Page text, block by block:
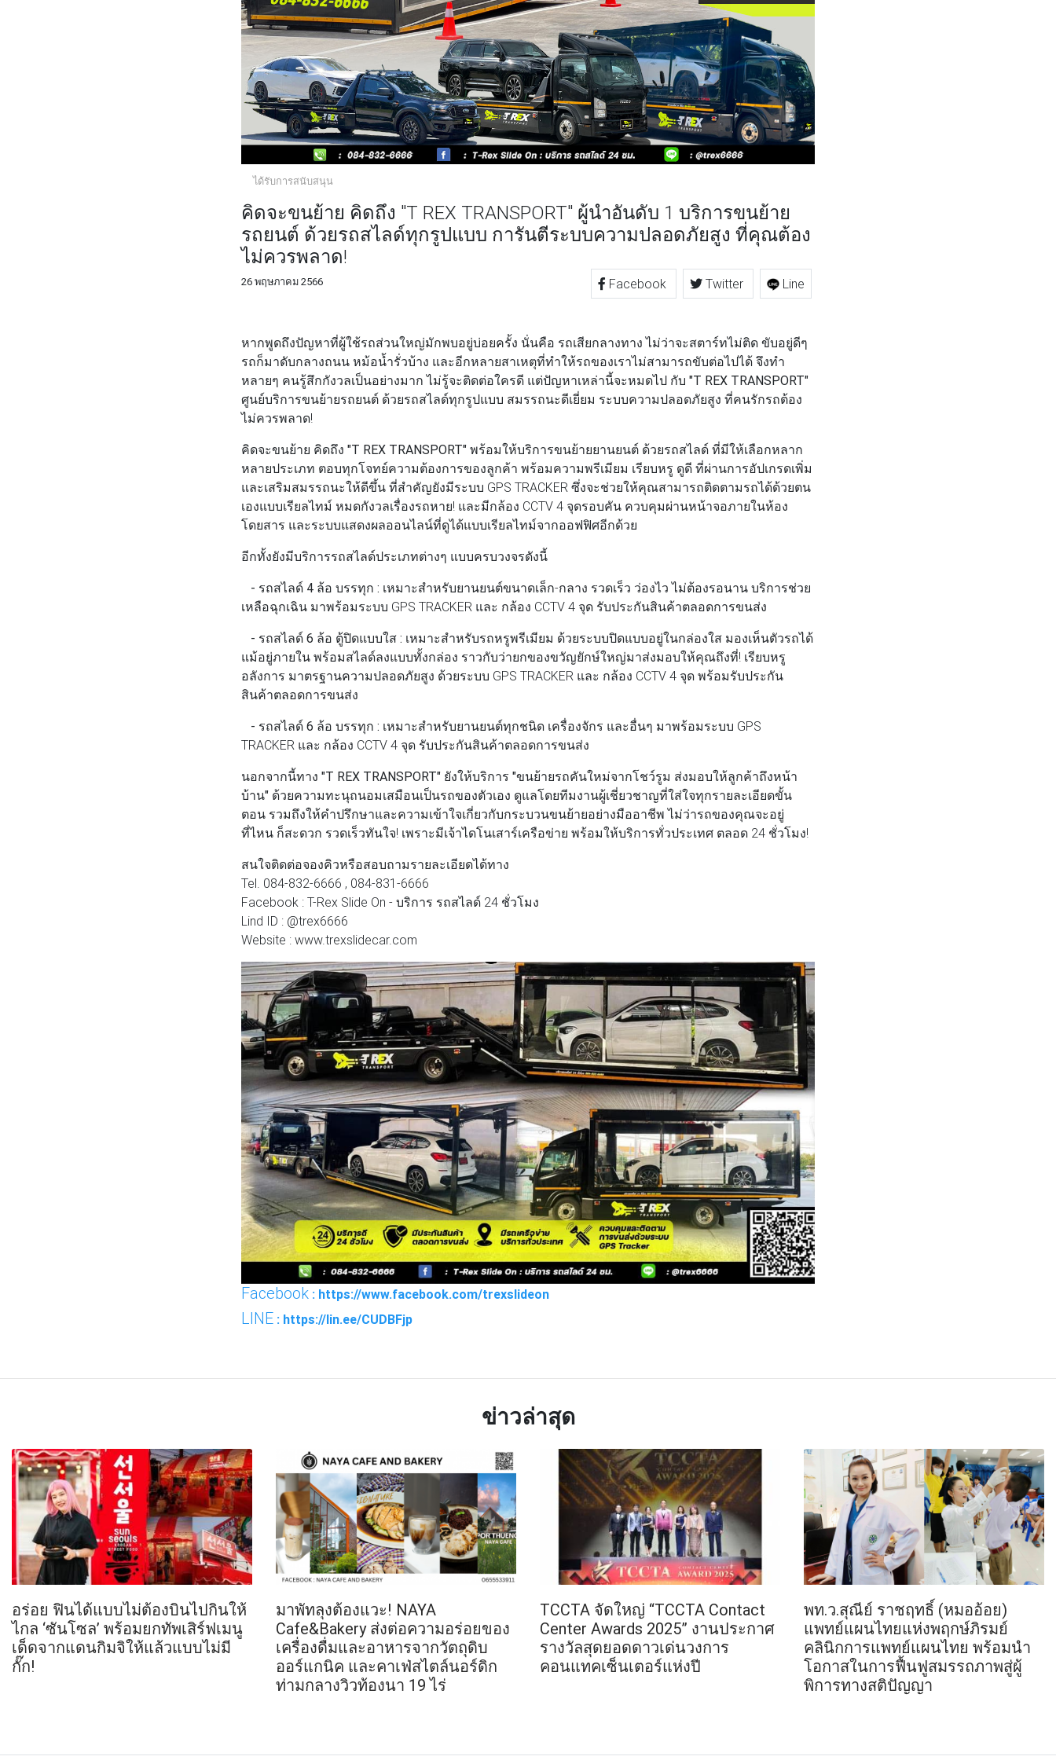
ได้รับการสนับสนุน
คิดจะขนย้าย คิดถึง "T REX TRANSPORT" ผู้นำอันดับ 1 บริการขนย้าย
รถยนต์ ด้วยรถสไลด์ทุกรูปแบบ การันตีระบบความปลอดภัยสูง ที่คุณต้อง
ไม่ควรพลาด!
26 พฤษภาคม 2566 Facebook Twitter
Line
หากพูดถึงปัญหาที่ผู้ใช้รถส่วนใหญ่มักพบอยู่บ่อยครั้ง นั่นคือ รถเสียกลางทาง ไม่ว่าจะสตาร์ทไม่ติด ขับอยู่ดีๆ
รถก็มาดับกลางถนน หม้อน้ำรั่วบ้าง และอีกหลายสาเหตุที่ทำให้รถของเราไม่สามารถขับต่อไปได้ จึงทำ
หลายๆ คนรู้สึกกังวลเป็นอย่างมาก ไม่รู้จะติดต่อใครดี แต่ปัญหาเหล่านี้จะหมดไป กับ "T REX TRANSPORT"
ศูนย์บริการขนย้ายรถยนต์ ด้วยรถสไลด์ทุกรูปแบบ สมรรถนะดีเยี่ยม ระบบความปลอดภัยสูง ที่คนรักรถต้อง
ไม่ควรพลาด!
คิดจะขนย้าย คิดถึง "T REX TRANSPORT" พร้อมให้บริการขนย้ายยานยนต์ ด้วยรถสไลด์ ที่มีให้เลือกหลาก
หลายประเภท ตอบทุกโจทย์ความต้องการของลูกค้า พร้อมความพรีเมียม เรียบหรู ดูดี ที่ผ่านการอัปเกรดเพิ่ม
และเสริมสมรรถนะให้ดีขึ้น ที่สำคัญยังมีระบบ GPS TRACKER ซึ่งจะช่วยให้คุณสามารถติดตามรถได้ด้วยตน
เองแบบเรียลไทม์ หมดกังวลเรื่องรถหาย! และมีกล้อง CCTV 4 จุดรอบคัน ควบคุมผ่านหน้าจอภายในห้อง
โดยสาร และระบบแสดงผลออนไลน์ที่ดูได้แบบเรียลไทม์จากออฟฟิศอีกด้วย
อีกทั้งยังมีบริการรถสไลด์ประเภทต่างๆ แบบครบวงจรดังนี้
- รถสไลด์ 4 ล้อ บรรทุก : เหมาะสำหรับยานยนต์ขนาดเล็ก-กลาง รวดเร็ว ว่องไว ไม่ต้องรอนาน บริการช่วย
เหลือฉุกเฉิน มาพร้อมระบบ GPS TRACKER และ กล้อง CCTV 4 จุด รับประกันสินค้าตลอดการขนส่ง
- รถสไลด์ 6 ล้อ ตู้ปิดแบบใส : เหมาะสำหรับรถหรูพรีเมียม ด้วยระบบปิดแบบอยู่ในกล่องใส มองเห็นตัวรถได้
แม้อยู่ภายใน พร้อมสไลด์ลงแบบทั้งกล่อง ราวกับว่ายกของขวัญยักษ์ใหญ่มาส่งมอบให้คุณถึงที่! เรียบหรู
อลังการ มาตรฐานความปลอดภัยสูง ด้วยระบบ GPS TRACKER และ กล้อง CCTV 4 จุด พร้อมรับประกัน
สินค้าตลอดการขนส่ง
- รถสไลด์ 6 ล้อ บรรทุก : เหมาะสำหรับยานยนต์ทุกชนิด เครื่องจักร และอื่นๆ มาพร้อมระบบ GPS
TRACKER และ กล้อง CCTV 4 จุด รับประกันสินค้าตลอดการขนส่ง
นอกจากนี้ทาง "T REX TRANSPORT" ยังให้บริการ "ขนย้ายรถคันใหม่จากโชว์รูม ส่งมอบให้ลูกค้าถึงหน้า
บ้าน" ด้วยความทะนุถนอมเสมือนเป็นรถของตัวเอง ดูแลโดยทีมงานผู้เชี่ยวชาญที่ใส่ใจทุกรายละเอียดขั้น
ตอน รวมถึงให้คำปรึกษาและความเข้าใจเกี่ยวกับกระบวนขนย้ายอย่างมืออาชีพ ไม่ว่ารถของคุณจะอยู่
ที่ไหน ก็สะดวก รวดเร็วทันใจ! เพราะมีเจ้าไดโนเสาร์เครือข่าย พร้อมให้บริการทั่วประเทศ ตลอด 24 ชั่วโมง!
สนใจติดต่อจองคิวหรือสอบถามรายละเอียดได้ทาง
Tel. 084-832-6666 , 084-831-6666
Facebook : T-Rex Slide On - บริการ รถสไลด์ 24 ชั่วโมง
Lind ID : @trex6666
Website : www.trexslidecar.com
Facebook : https://www.facebook.com/trexslideon
LINE : https://lin.ee/CUDBFjp
ข่าวล่าสุด
อร่อย ฟินได้แบบไม่ต้องบินไปกินให้
ไกล ‘ซันโซล’ พร้อมยกทัพเสิร์ฟเมนู
เด็ดจากแดนกิมจิให้แล้วแบบไม่มี
กั๊ก!
มาพัทลุงต้องแวะ! NAYA
Cafe&Bakery ส่งต่อความอร่อยของ
เครื่องดื่มและอาหารจากวัตถุดิบ
ออร์แกนิค และคาเฟ่สไตล์นอร์ดิก
ท่ามกลางวิวท้องนา 19 ไร่
TCCTA จัดใหญ่ “TCCTA Contact
Center Awards 2025” งานประกาศ
รางวัลสุดยอดดาวเด่นวงการ
คอนแทคเซ็นเตอร์แห่งปี
พท.ว.สุณีย์ ราชฤทธิ์ (หมออ้อย)
แพทย์แผนไทยแห่งพฤกษ์ภิรมย์
คลินิกการแพทย์แผนไทย พร้อมนำ
โอกาสในการฟื้นฟูสมรรถภาพสู่ผู้
พิการทางสติปัญญา